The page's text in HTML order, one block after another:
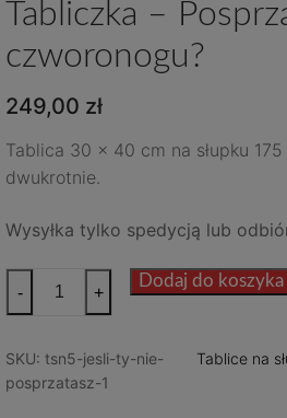
Tabliczka –
czworonogu?
249,00 zł
Tablica 30 x 40 cm na słupku
dwukrotnie.
Wysyłka tylko spedycją lub
Tabliczka
Posprzątasz
po
- +
Dodaj do koszyka
SKU: tsn5-jesli-ty-nie-
posprzatasz-1
Tablice na